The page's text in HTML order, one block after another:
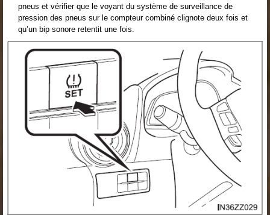
pneus et vérifier que le voyant du système de surveillance de
pression des pneus sur le compteur combiné clignote deux fois et
qu’un bip sonore retentit une fois.